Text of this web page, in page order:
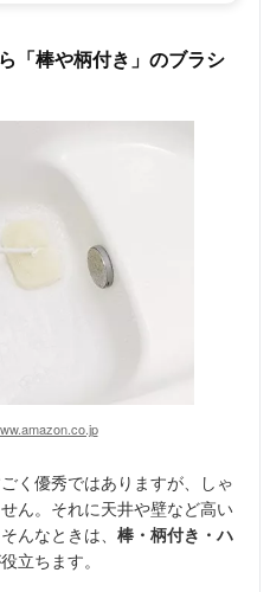
「棒や柄付き」のブラシ
く優秀ではありますが、しゃ
ん。それに天井や壁など高い
んなときは、 棒・柄付き・ハ
立ちます。